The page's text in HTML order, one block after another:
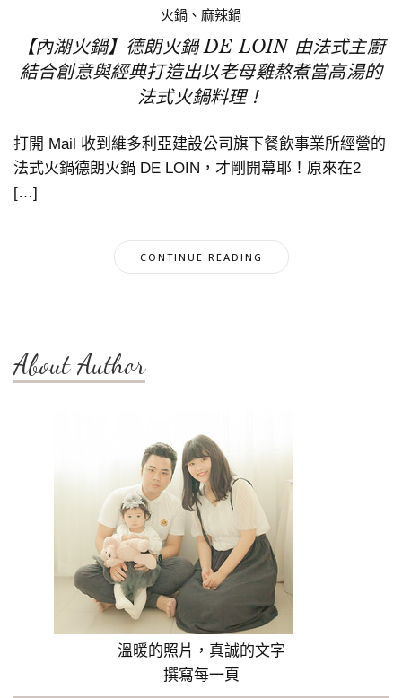
火鍋、麻辣鍋
【內湖火鍋】德朗火鍋 DE LOIN 由法式主廚
結合創意與經典打造出以老母雞熬煮當高湯的
法式火鍋料理！
打開 Mail 收到維多利亞建設公司旗下餐飲事業所經營的
法式火鍋德朗火鍋 DE LOIN，才剛開幕耶！原來在2
[…]
CONTINUE READING
About Author
溫暖的照片，真誠的文字
撰寫每一頁